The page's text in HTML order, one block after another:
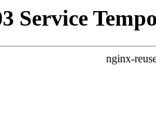
Service
nginx-